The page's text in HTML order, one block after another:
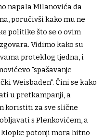
napala Milanovića da
poručivši kako mu ne
politike što se o ovim
Vidimo kako su
proteklog tjedna, i
"spašavanje
Weisbaden". Čini se kako
u pretkampanji, a
koristiti za sve slične
s Plenkovićem, a
potonji mora hitno